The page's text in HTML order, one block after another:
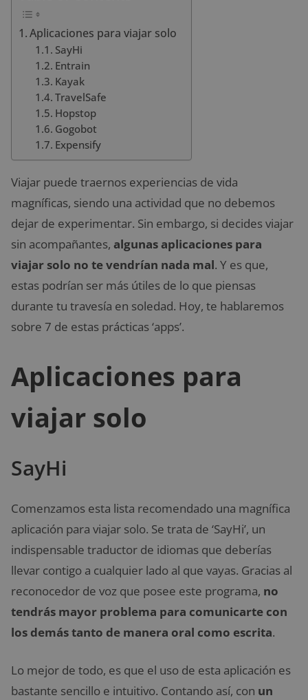
Aplicaciones para viajar solo
SayHi
Entrain
Kayak
TravelSafe
Hopstop
Gogobot
Expensify
Viajar puede traernos experiencias de vida
magníficas, siendo una actividad que no debemos
dejar de experimentar. Sin embargo, si decides viajar
sin acompañantes, algunas aplicaciones para
viajar solo no te vendrían nada mal. Y es que,
estas podrían ser más útiles de lo que piensas
durante tu travesía en soledad. Hoy, te hablaremos
sobre 7 de estas prácticas ‘apps’.
Aplicaciones para
viajar solo
SayHi
Comenzamos esta lista recomendado una magnífica
aplicación para viajar solo. Se trata de ‘SayHi’, un
indispensable traductor de idiomas que deberías
llevar contigo a cualquier lado al que vayas. Gracias al
reconocedor de voz que posee este programa, no
tendrás mayor problema para comunicarte con
los demás tanto de manera oral como escrita.
Lo mejor de todo, es que el uso de esta aplicación es
bastante sencillo e intuitivo. Contando así, con un